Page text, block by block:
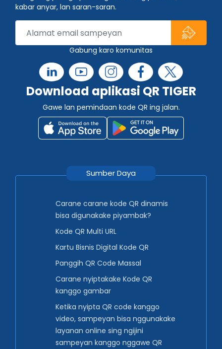
kabar anyar, lan saran-saran.
Gabung karo komunitas
Download aplikasi QR TIGER
Gawe lan pemindaan kode QR ing jalan.
Sumber Daya
Carane carane kode QR dinamis
bisa digunakake piyambak?
Kode QR Multi URL
Kartu Bisnis Digital Kode QR
Panggih QR Code Massal
Carane nyiptakake Kode QR
kanggo gambar
Ketika nyipta QR code kanggo
video, sampeyan bisa nggunakake
layanan online sing ngijini
sampeyan kanggo nggawe QR